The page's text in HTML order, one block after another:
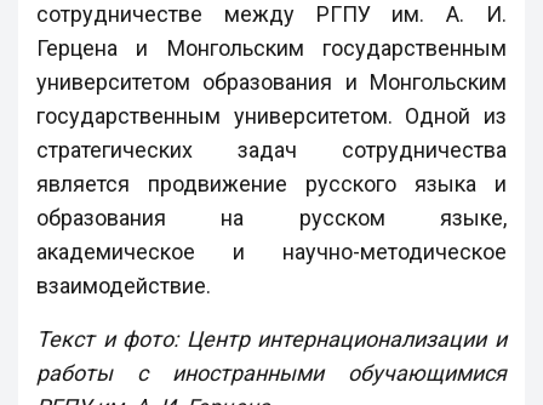
сотрудничестве между РГПУ им. А. И.
Герцена и Монгольским государственным
университетом образования и Монгольским
государственным университетом. Одной из
стратегических задач сотрудничества
является продвижение русского языка и
образования на русском языке,
академическое и научно-методическое
взаимодействие.
Текст и фото: Центр интернационализации и
работы с иностранными обучающимися